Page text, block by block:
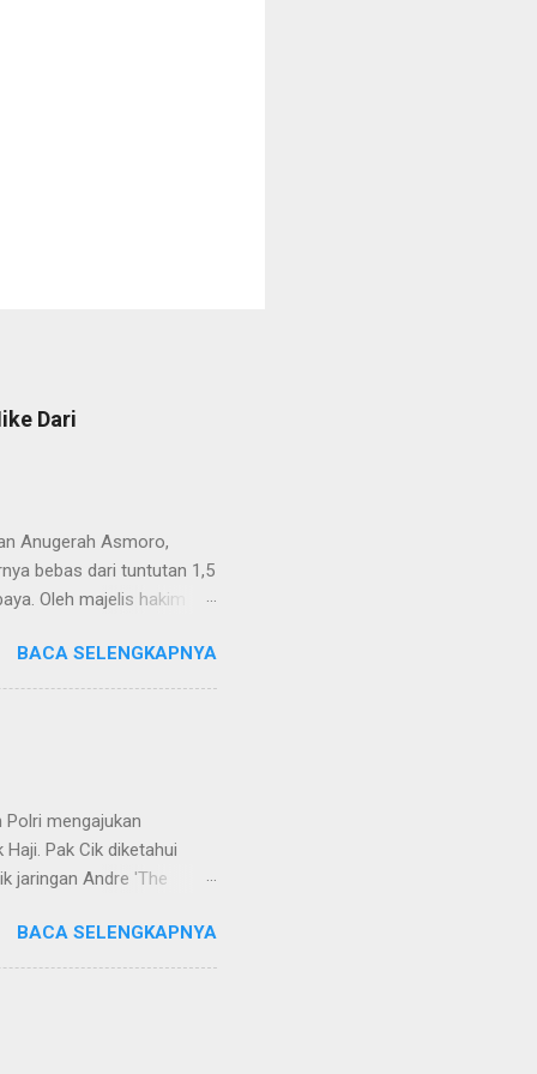
Dari
Anugerah Asmoro,
bebas dari tuntutan 1,5
Oleh majelis hakim
bahwa perbuatan
tindak pidana.
Atas dasar
Menanggapi hal
BACA SELENGKAPNYA
Polri mengajukan
Pak Cik diketahui
jaringan Andre 'The
(Dirtipidnarkoba)
menerangkan Pak Cik
di Malaysia. Namun,
Kitts and Nevis.
BACA SELENGKAPNYA